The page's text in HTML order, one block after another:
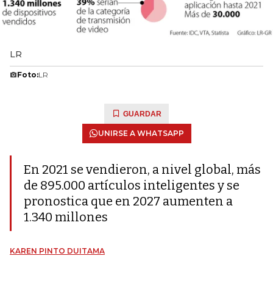
LR
Foto:LR
GUARDAR
UNIRSE A WHATSAPP
En 2021 se vendieron, a nivel global, más
de 895.000 artículos inteligentes y se
pronostica que en 2027 aumenten a
1.340 millones
KAREN PINTO DUITAMA